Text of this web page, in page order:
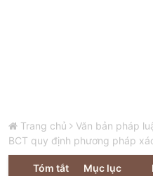
Trang chủ Văn bản pháp
BCT quy định phương pháp
Tóm tắt Mục lục